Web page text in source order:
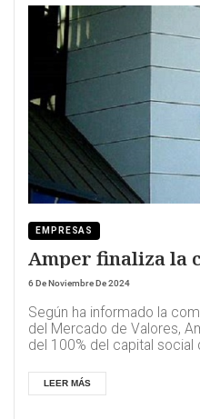
EMPRESAS
Amper finaliza la
6 De Noviembre De 2024
Según ha informado la
del Mercado de Valores,
del 100% del capital social
LEER MÁS